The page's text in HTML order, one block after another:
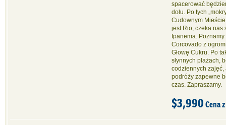
spacerować
dołu. Po tych
Cudownym
jest Rio, czeka nas
Ipanema.
Corcovado z
Głowę Cukru. Po
słynnych plażach,
codziennych
podróży zapewne
czas. Zapraszamy.
$3,990 Cena